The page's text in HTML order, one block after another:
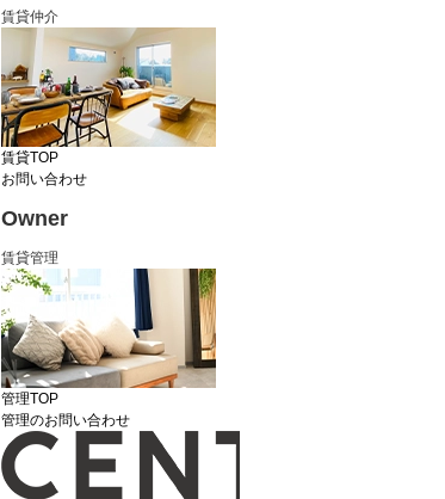
賃貸仲介
賃貸TOP
お問い合わせ
Owner
賃貸管理
管理TOP
管理のお問い合わせ